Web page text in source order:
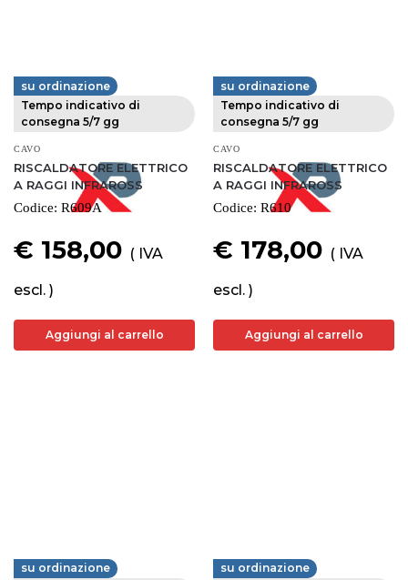
FERVI
su ordinazione
Tempo indicativo di
consegna 5/7 gg
CAVO
RISCALDATORE ELETTRICO
A RAGGI INFRAROSS
Codice: R609A
€ 158,00 ( IVA
escl. )
Aggiungi al carrello
FERVI
su ordinazione
Tempo indicativo di
consegna 5/7 gg
CAVO
RISCALDATORE ELETTRICO
A RAGGI INFRAROSS
Codice: R610
€ 178,00 ( IVA
escl. )
Aggiungi al carrello
FERVI
su ordinazione FERVI
su ordinazione